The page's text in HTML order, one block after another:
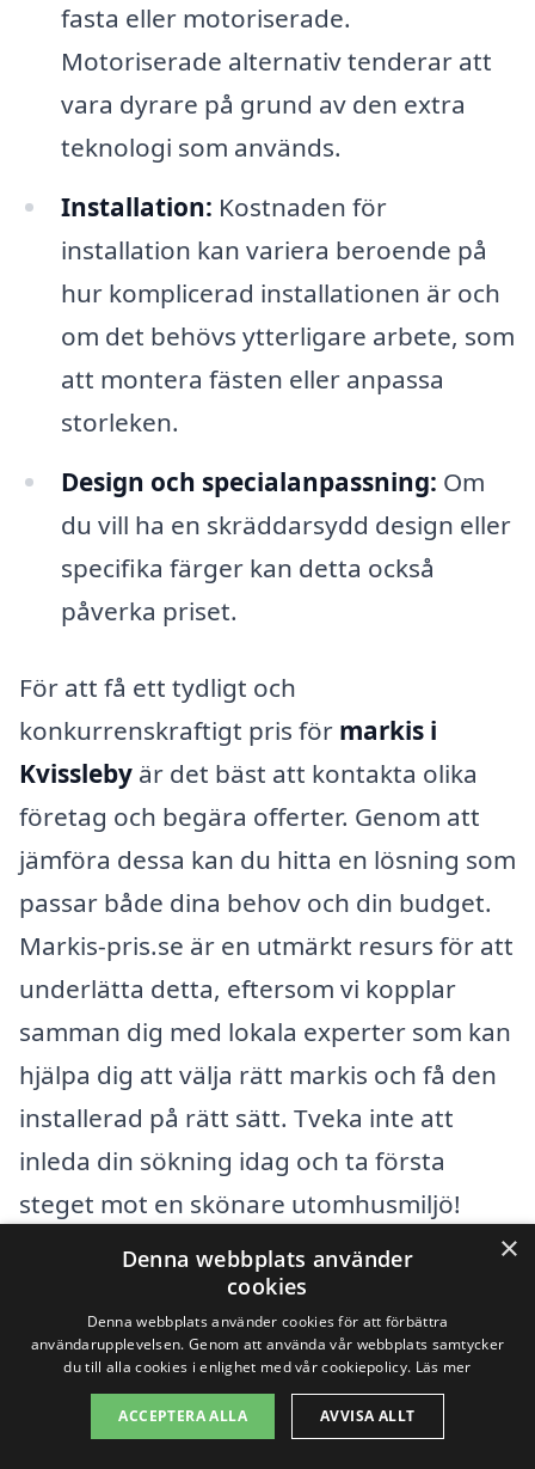
fasta eller motoriserade.
Motoriserade alternativ tenderar att
vara dyrare på grund av den extra
teknologi som används.
Installation: Kostnaden för
installation kan variera beroende på
hur komplicerad installationen är och
om det behövs ytterligare arbete, som
att montera fästen eller anpassa
storleken.
Design och specialanpassning: Om
du vill ha en skräddarsydd design eller
specifika färger kan detta också
påverka priset.
För att få ett tydligt och
konkurrenskraftigt pris för markis i
Kvissleby är det bäst att kontakta olika
företag och begära offerter. Genom att
jämföra dessa kan du hitta en lösning som
passar både dina behov och din budget.
Markis-pris.se är en utmärkt resurs för att
underlätta detta, eftersom vi kopplar
samman dig med lokala experter som kan
hjälpa dig att välja rätt markis och få den
installerad på rätt sätt. Tveka inte att
inleda din sökning idag och ta första
steget mot en skönare utomhusmiljö!
Få 3 erbjudanden, gratis och utan
förpliktelser
×
Denna webbplats använder
cookies
Denna webbplats använder cookies för att förbättra
användarupplevelsen. Genom att använda vår webbplats samtycker
du till alla cookies i enlighet med vår cookiepolicy. Läs mer
ACCEPTERA ALLA AVVISA ALLT